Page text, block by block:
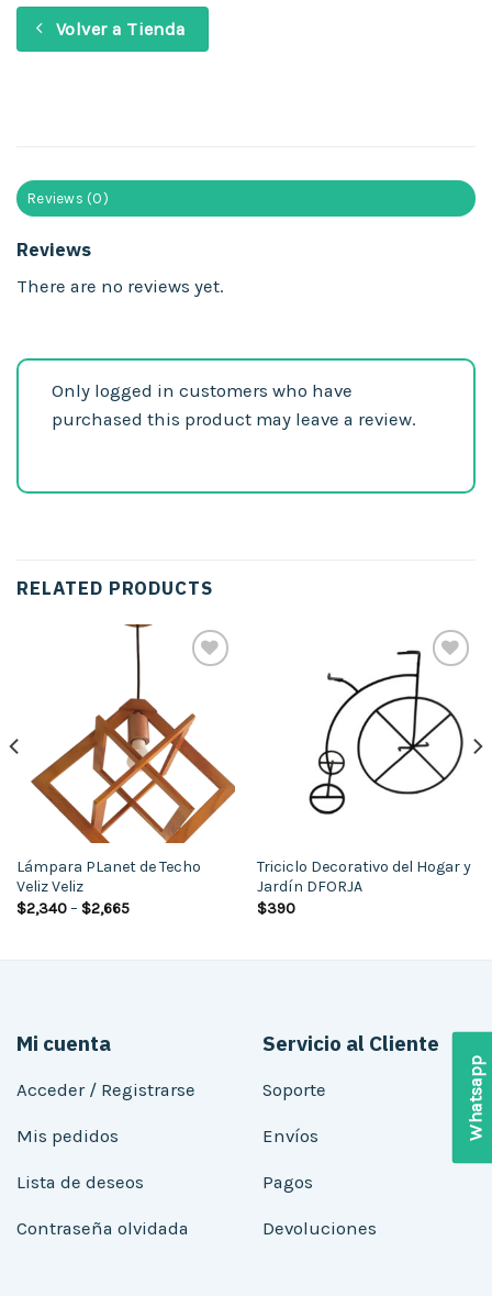
Volver a Tienda
Reviews (0)
Reviews
There are no reviews yet.
Only logged in customers who have
purchased this product may leave a review.
RELATED PRODUCTS
lista de
deseos
Lámpara PLanet de Techo
Veliz Veliz
$2,340– $2,665
a la
lista de
deseos
Triciclo Decorativo del Hogar y
Jardín DFORJA
$390
Mi cuenta
Acceder / Registrarse
Mis pedidos
Lista de deseos
Contraseña olvidada
Servicio al Cliente
Soporte
Envíos
Pagos
Devoluciones
Whatsapp